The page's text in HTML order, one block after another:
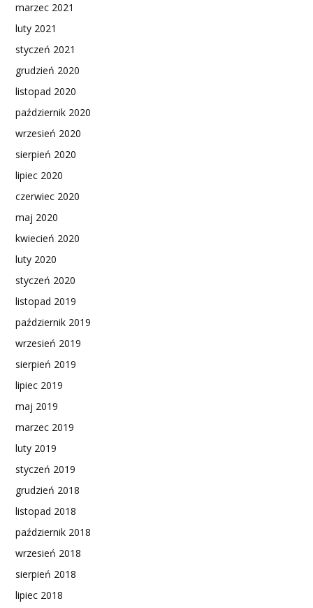
marzec 2021
luty 2021
styczeń 2021
grudzień 2020
listopad 2020
październik 2020
wrzesień 2020
sierpień 2020
lipiec 2020
czerwiec 2020
maj 2020
kwiecień 2020
luty 2020
styczeń 2020
listopad 2019
październik 2019
wrzesień 2019
sierpień 2019
lipiec 2019
maj 2019
marzec 2019
luty 2019
styczeń 2019
grudzień 2018
listopad 2018
październik 2018
wrzesień 2018
sierpień 2018
lipiec 2018